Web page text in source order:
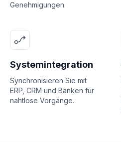
Genehmigungen.
Systemintegration
Synchronisieren Sie mit
ERP, CRM und Banken für
nahtlose Vorgänge.